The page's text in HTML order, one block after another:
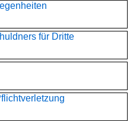
für Dritte